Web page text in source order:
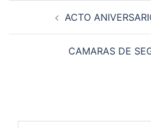
ACTO
CAMARAS DE